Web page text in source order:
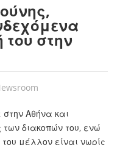
του στην
Αθήνα και
διακοπών του, ενώ
μέλλον είναι νωρίς